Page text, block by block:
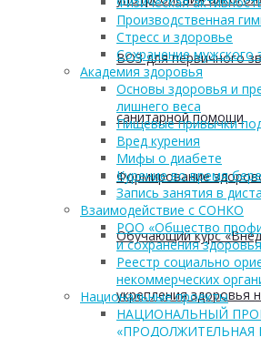
ВОЗ для первичного
санитарной помощи
Формирование
Обучающий курс
укрепления здоровья
Производственная
Стресс и здоровье
Сохранение мужского
Академия здоровья
Основы здоровья и
лишнего веса
Пищевые привычки
Вред курения
Мифы о диабете
Курение во время
Запись занятия в
Взаимодействие с СОНКО
РОО «Общество
и сохранения
Реестр социально
некоммерческих
Национальные проекты
НАЦИОНАЛЬНЫЙ
«ПРОДОЛЖИТЕЛЬНАЯ